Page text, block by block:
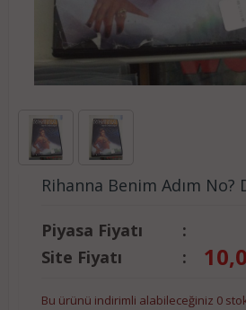
Rihanna Benim Adım No?
Piyasa Fiyatı
:
Site Fiyatı
:
Bu ürünü indirimli alabileceğiniz 0 stok